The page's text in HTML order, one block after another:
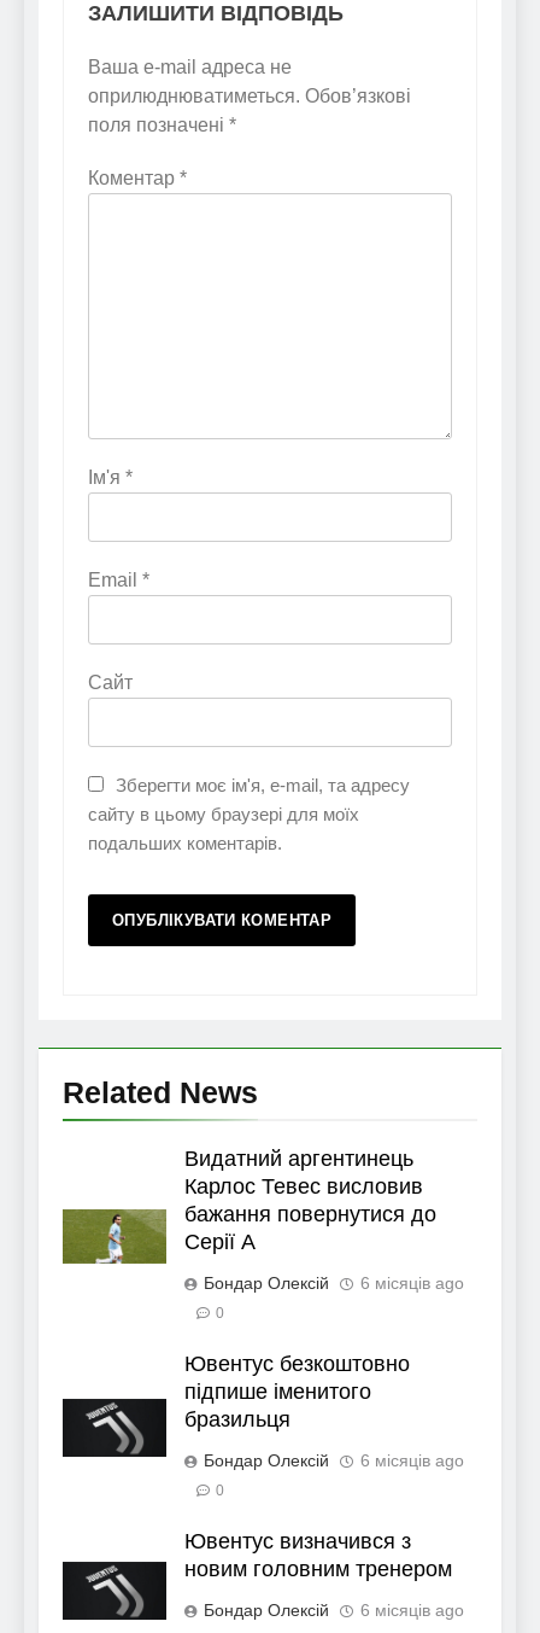
ЗАЛИШИТИ ВІДПОВІДЬ
Ваша e-mail адреса не
оприлюднюватиметься. Обов’язкові
поля позначені *
Коментар *
Ім'я *
Email *
Сайт
Зберегти моє ім'я, e-mail, та адресу
сайту в цьому браузері для моїх
подальших коментарів.
Related News
Видатний аргентинець
Карлос Тевес висловив
бажання повернутися до
Серії А
Бондар Олексій 6 місяців ago
0
Ювентус безкоштовно
підпише іменитого
бразильця
Бондар Олексій 6 місяців ago
0
Ювентус визначився з
новим головним тренером
Бондар Олексій 6 місяців ago